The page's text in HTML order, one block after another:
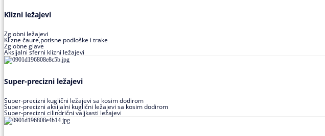
Klizni ležajevi
Zglobni ležajevi
Klizne čaure,potisne podloške i trake
Zglobne glave
Aksijalni sferni klizni ležajevi
Super-precizni ležajevi
Super-precizni kuglični ležajevi sa kosim dodirom
Super-precizni aksijalni kuglični ležajevi sa kosim dodirom
Super-precizni cilindrični valjkasti ležajevi